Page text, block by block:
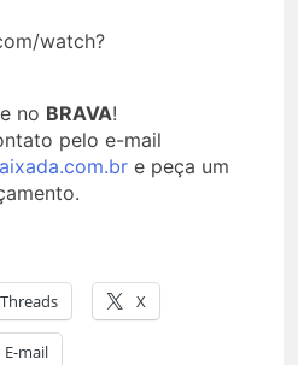
watch?
no BRAVA!
pelo e-mail
e peça um
Threads X
E-mail